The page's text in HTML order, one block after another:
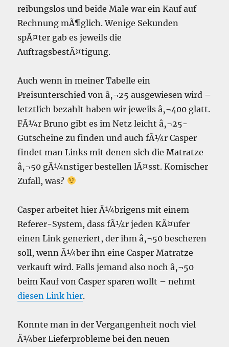
reibungslos und beide Male war ein Kauf auf
Rechnung mÃ¶glich. Wenige Sekunden
spÃ¤ter gab es jeweils die
AuftragsbestÃ¤tigung.
Auch wenn in meiner Tabelle ein
Preisunterschied von â‚¬25 ausgewiesen wird –
letztlich bezahlt haben wir jeweils â‚¬400 glatt.
FÃ¼r Bruno gibt es im Netz leicht â‚¬25-
Gutscheine zu finden und auch fÃ¼r Casper
findet man Links mit denen sich die Matratze
â‚¬50 gÃ¼nstiger bestellen lÃ¤sst. Komischer
Zufall, was?
Casper arbeitet hier Ã¼brigens mit einem
Referer-System, dass fÃ¼r jeden KÃ¤ufer
einen Link generiert, der ihm â‚¬50 bescheren
soll, wenn Ã¼ber ihn eine Casper Matratze
verkauft wird. Falls jemand also noch â‚¬50
beim Kauf von Casper sparen wollt – nehmt
diesen Link hier.
Konnte man in der Vergangenheit noch viel
Ã¼ber Lieferprobleme bei den neuen